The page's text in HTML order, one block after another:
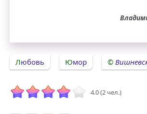
Любовь Юмор
4.0 (2 чел.)